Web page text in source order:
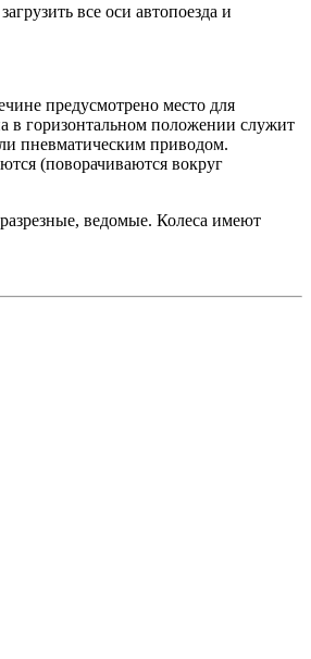
все оси автопоезда и
предусмотрено место для
в горизонтальном положении служит
пневматическим приводом.
(поворачиваются вокруг
ведомые. Колеса имеют